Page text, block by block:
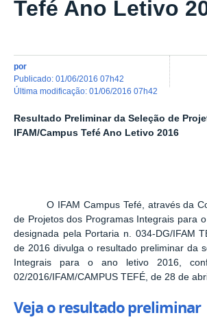
Tefé Ano Letivo
por
publicado: 01/06/2016 07h42
última modificação: 01/06/2016 07h42
Resultado Preliminar da Seleção de
IFAM/Campus Tefé Ano Letivo 2016
O IFAM Campus Tefé, através da
de Projetos dos Programas Integrais para
designada pela Portaria n. 034-DG/IFAM
de 2016 divulga o resultado preliminar da
Integrais para o ano letivo 2016,
02/2016/IFAM/CAMPUS TEFÉ, de 28 de
Veja o resultado preliminar